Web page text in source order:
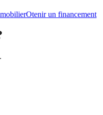
Otenir un financement